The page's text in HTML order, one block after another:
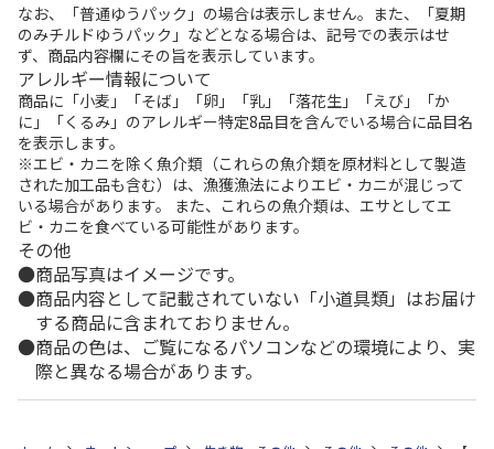
なお、「普通ゆうパック」の場合は表示しません。また、「夏期
のみチルドゆうパック」などとなる場合は、記号での表示はせ
ず、商品内容欄にその旨を表示しています。
アレルギー情報について
商品に「小麦」「そば」「卵」「乳」「落花生」「えび」「か
に」「くるみ」のアレルギー特定8品目を含んでいる場合に品目名
を表示します。
※エビ・カニを除く魚介類（これらの魚介類を原材料として製造
された加工品も含む）は、漁獲漁法によりエビ・カニが混じって
いる場合があります。 また、これらの魚介類は、エサとしてエ
ビ・カニを食べている可能性があります。
その他
商品写真はイメージです。
商品内容として記載されていない「小道具類」はお届け
する商品に含まれておりません。
商品の色は、ご覧になるパソコンなどの環境により、実
際と異なる場合があります。